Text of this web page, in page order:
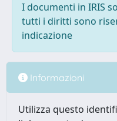
I documenti in IRIS
tutti i diritti sono
indicazione
Informazioni
Utilizza questo